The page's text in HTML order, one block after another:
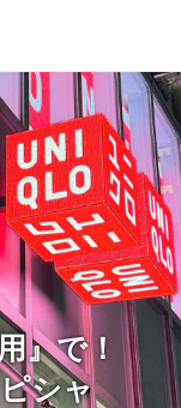
』で！
シャ